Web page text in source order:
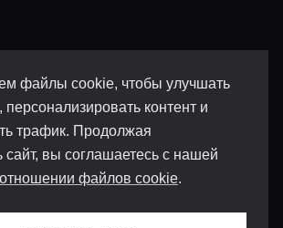
файлы cookie, чтобы улучшать
персонализировать контент и
трафик. Продолжая
сайт, вы соглашаетесь с нашей
файлов cookie.